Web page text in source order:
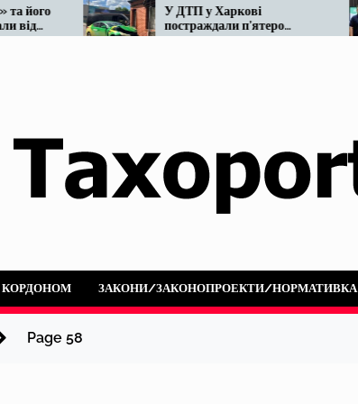
У ДТП у Харкові
постраждали п’ятеро
людей: не розминулися
КОРДОНОМ ЗАКОНИ/ЗАКОНОПРОЕКТИ/НОРМАТИВКА
Page 58